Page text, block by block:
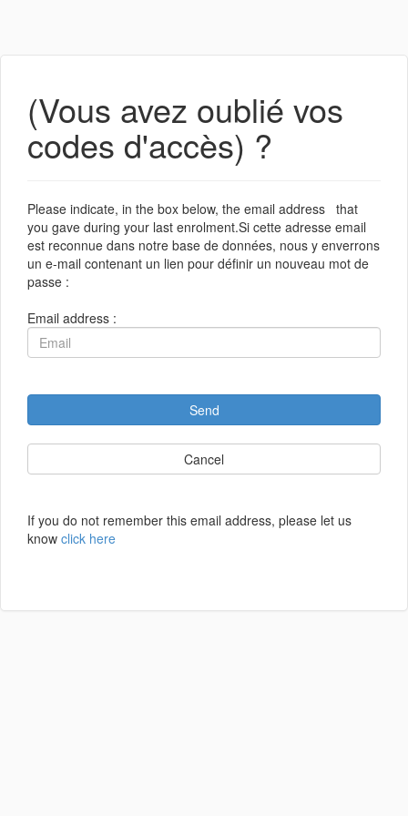
(Vous avez oublié vos
codes d'accès) ?
Please indicate, in the box below, the email address that
you gave during your last enrolment.Si cette adresse email
est reconnue dans notre base de données, nous y enverrons
un e-mail contenant un lien pour définir un nouveau mot de
passe :
Email address :
Send
Cancel
If you do not remember this email address, please let us
know click here